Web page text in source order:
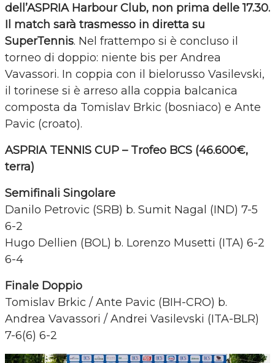
dell’ASPRIA Harbour Club, non prima delle 17.30.
Il match sarà trasmesso in diretta su
SuperTennis. Nel frattempo si è concluso il
torneo di doppio: niente bis per Andrea
Vavassori. In coppia con il bielorusso Vasilevski,
il torinese si è arreso alla coppia balcanica
composta da Tomislav Brkic (bosniaco) e Ante
Pavic (croato).
ASPRIA TENNIS CUP – Trofeo BCS (46.600€,
terra)
Semifinali Singolare
Danilo Petrovic (SRB) b. Sumit Nagal (IND) 7-5
6-2
Hugo Dellien (BOL) b. Lorenzo Musetti (ITA) 6-2
6-4
Finale Doppio
Tomislav Brkic / Ante Pavic (BIH-CRO) b.
Andrea Vavassori / Andrei Vasilevski (ITA-BLR)
7-6(6) 6-2